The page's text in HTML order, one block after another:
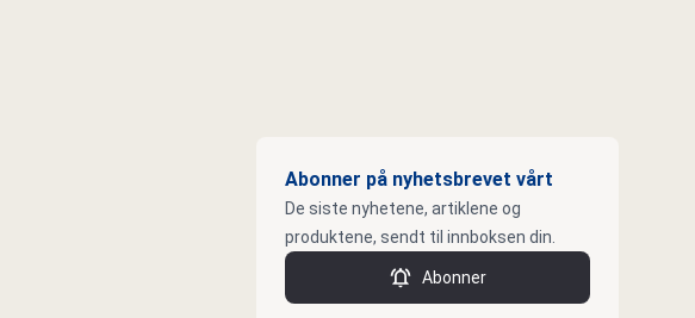
Abonner på nyhetsbrevet vårt
De siste nyhetene, artiklene og
produktene, sendt til innboksen din.
Abonner